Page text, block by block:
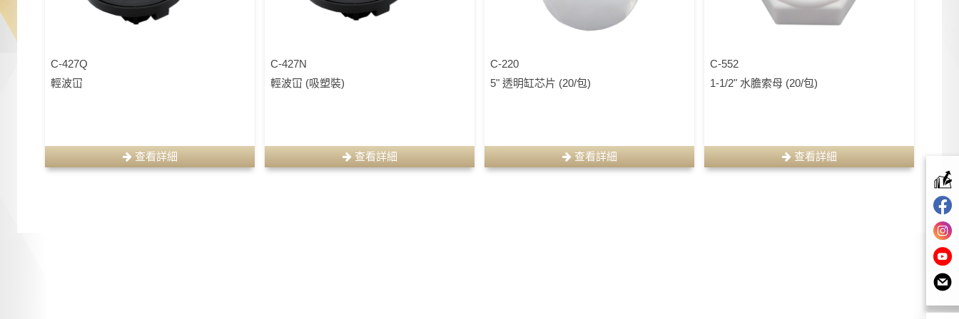
C-427Q
輕波冚
查看詳細
C-427N
輕波冚 (吸塑裝)
查看詳細
C-220
5" 透明缸芯片 (20/包)
查看詳細
C-552
1-1/2" 水膽索母 (20/包)
查看詳細